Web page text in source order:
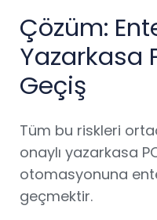
Çözüm:
Yazarkasa
Geçiş
Tüm bu riskleri
onaylı yazarkasa
otomasyonuna
geçmektir.